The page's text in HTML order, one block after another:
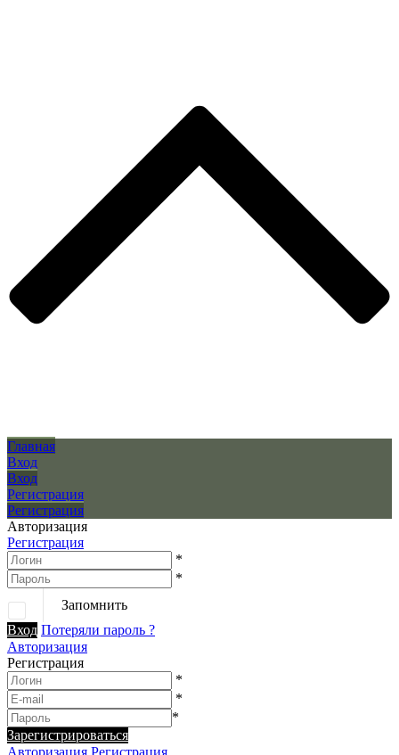
Главная
Вход
Вход
Регистрация
Регистрация
Авторизация
Регистрация
*
*
Запомнить
Вход Потеряли пароль ?
Авторизация
Регистрация
*
*
*
Зарегистрироваться